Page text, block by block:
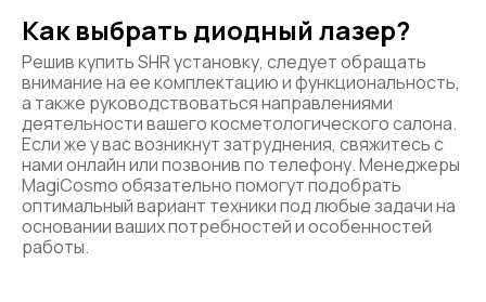
Как выбрать диодный лазер?
Решив купить SHR установку, следует обращать
внимание на ее комплектацию и функциональность,
а также руководствоваться направлениями
деятельности вашего косметологического салона.
Если же у вас возникнут затруднения, свяжитесь с
нами онлайн или позвонив по телефону. Менеджеры
MagiCosmo обязательно помогут подобрать
оптимальный вариант техники под любые задачи на
основании ваших потребностей и особенностей
работы.